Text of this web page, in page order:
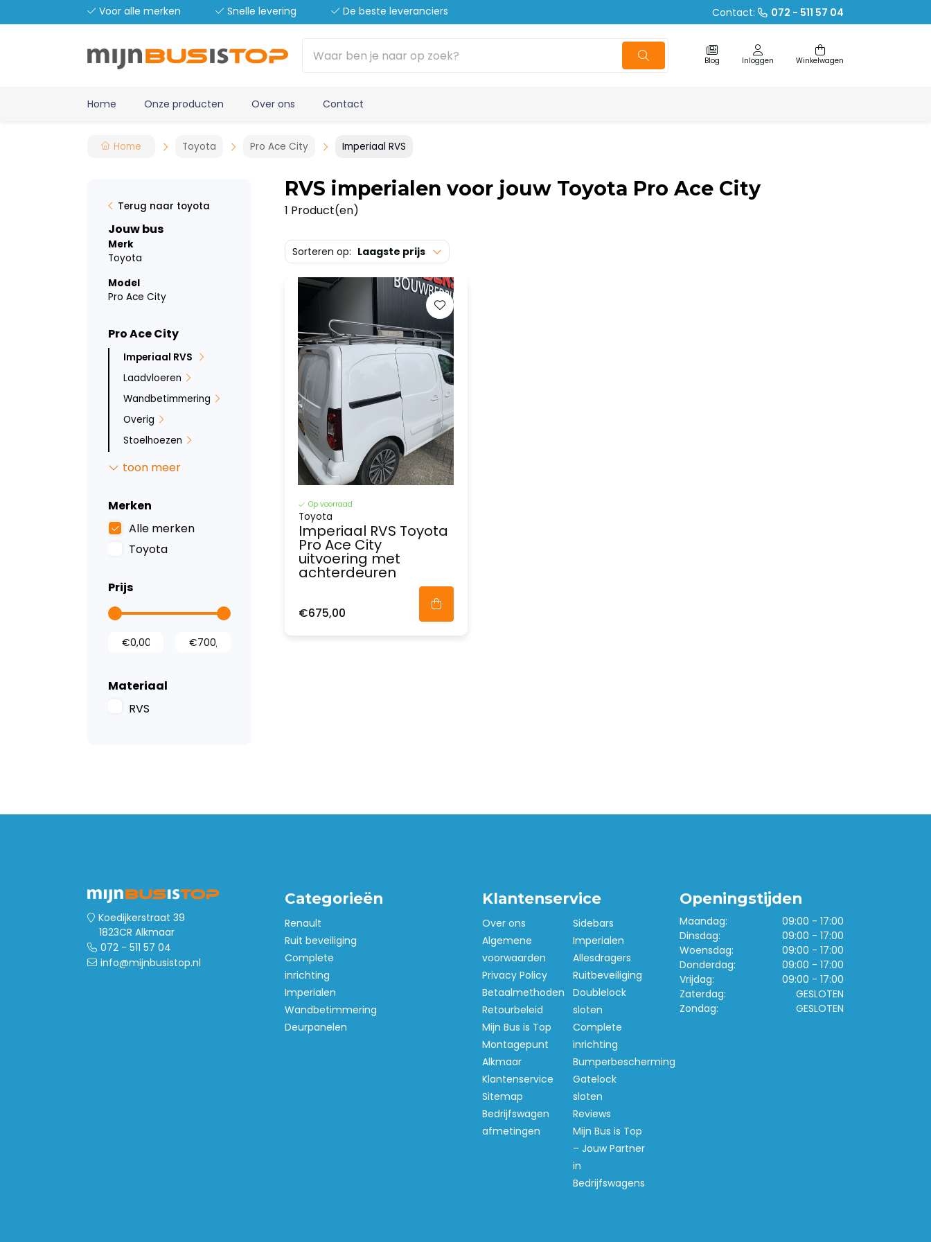
Voor alle merken Snelle levering De beste leveranciers Contact: 072 - 511 57 04
Blog Inloggen Winkelwagen
Home Onze producten Over ons Contact
Home Toyota Pro Ace City Imperiaal RVS
Terug naar toyota
Jouw bus
Merk
Toyota
Model
Pro Ace City
Pro Ace City
Imperiaal RVS
Laadvloeren
Wandbetimmering
Overig
Stoelhoezen
Sidebars
toon meer
Merken
Alle merken
Toyota
Prijs
Materiaal
RVS
RVS imperialen voor jouw Toyota Pro Ace City
1 Product(en)
Sorteren op: Laagste prijs
Op voorraad
Toyota
Imperiaal RVS Toyota
Pro Ace City
uitvoering met
achterdeuren
€675,00
Koedijkerstraat 39
1823CR Alkmaar
072 - 511 57 04
info@mijnbusistop.nl
Categorieën
Renault
Ruit beveiliging
Complete
inrichting
Imperialen
Wandbetimmering
Deurpanelen
Klantenservice
Over ons
Algemene
voorwaarden
Privacy Policy
Betaalmethoden
Retourbeleid
Mijn Bus is Top
Montagepunt
Alkmaar
Klantenservice
Sitemap
Bedrijfswagen
afmetingen
Sidebars
Imperialen
Allesdragers
Ruitbeveiliging
Doublelock
sloten
Complete
inrichting
Bumperbescherming
Gatelock
sloten
Reviews
Mijn Bus is Top
– Jouw Partner
in
Bedrijfswagens
Openingstijden
Maandag:
09:00 - 17:00
Dinsdag:
09:00 - 17:00
Woensdag:
09:00 - 17:00
Donderdag:
09:00 - 17:00
Vrijdag:
09:00 - 17:00
Zaterdag:
GESLOTEN
Zondag:
GESLOTEN